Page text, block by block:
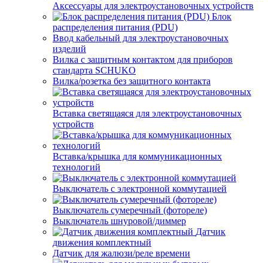
Аксессуары для электроустановочных устройств
Блок
распределения питания (PDU)
Ввод кабельный для электроустановочных
изделий
Вилка с защитным контактом для приборов
стандарта SCHUKO
Вилка/розетка без защитного контакта
Вставка светящаяся для электроустановочных
устройств
Вставка/крышка для коммуникационных
технологий
Выключатель с электронной коммутацией
Выключатель сумеречный (фотореле)
Выключатель шнуровой/диммер
Датчик
движения комплектный
Датчик для жалюзи/реле времени